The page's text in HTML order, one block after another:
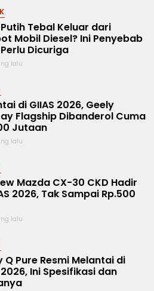
Tebal Keluar dari
Mobil Diesel? Ini Penyebab
Dicuriga
lalu
di GIIAS 2026, Geely
Flagship Dibanderol Cuma
Jutaan
lalu
Mazda CX-30 CKD Hadir
2026, Tak Sampai Rp.500
lalu
Q Pure Resmi Melantai di
2026, Ini Spesifikasi dan